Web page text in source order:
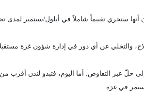
ستجري تقييماً شاملاً في أيلول/سبتمبر لمدى
والتخلي عن أي دور في إدارة شؤون غزة
إلى حلّ عبر التفاوض. أما اليوم، فتبدو لندن
في غزة.